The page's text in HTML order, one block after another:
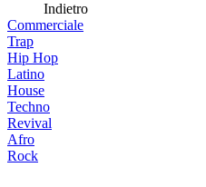
Indietro
Commerciale
Trap
Hip Hop
Latino
House
Techno
Revival
Afro
Rock